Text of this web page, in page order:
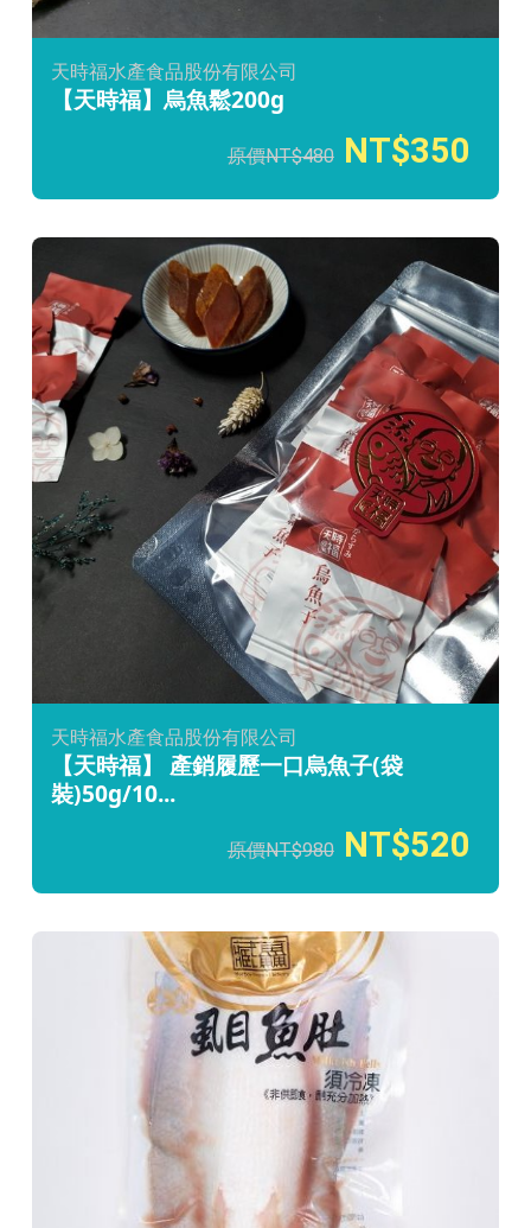
天時福水產食品股份有限公司
【天時福】烏魚鬆200g
480 350
天時福水產食品股份有限公司
【天時福】 產銷履歷一口烏魚子(袋
裝)50g/10...
980 520